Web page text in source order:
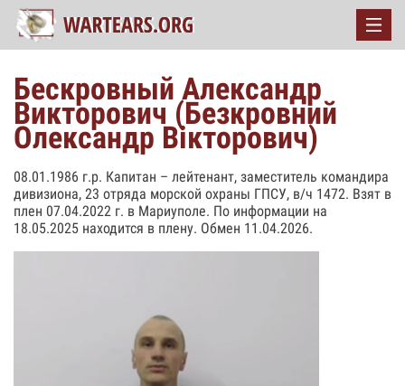
Бескровный Александр
Викторович (Безкровний
Олександр Вікторович)
08.01.1986 г.р. Капитан – лейтенант, заместитель командира
дивизиона, 23 отряда морской охраны ГПСУ, в/ч 1472. Взят в
плен 07.04.2022 г. в Мариуполе. По информации на
18.05.2025 находится в плену. Обмен 11.04.2026.